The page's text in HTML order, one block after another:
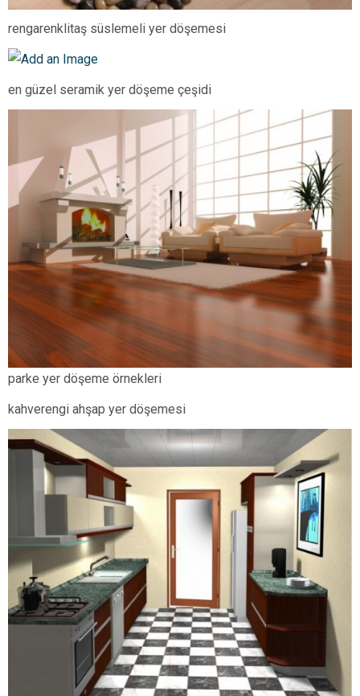
rengarenklitaş süslemeli yer döşemesi
en güzel seramik yer döşeme çeşidi
parke yer döşeme örnekleri
kahverengi ahşap yer döşemesi